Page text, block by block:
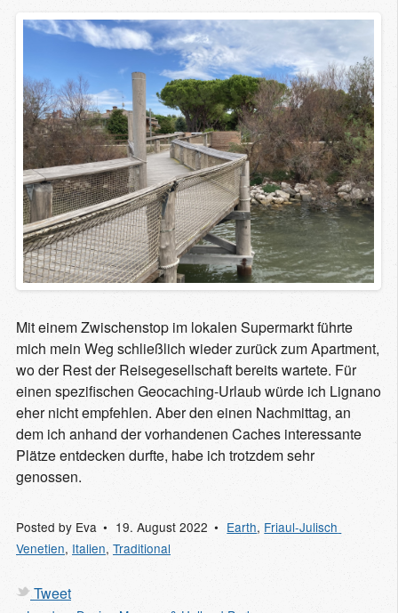
Mit einem Zwischenstop im lokalen Supermarkt führte
mich mein Weg schließlich wieder zurück zum Apartment,
wo der Rest der Reisegesellschaft bereits wartete. Für
einen spezifischen Geocaching-Urlaub würde ich Lignano
eher nicht empfehlen. Aber den einen Nachmittag, an
dem ich anhand der vorhandenen Caches interessante
Plätze entdecken durfte, habe ich trotzdem sehr
genossen.
Posted by Eva 19. August 2022 Earth, Friaul-Julisch
Venetien, Italien, Traditional
Tweet